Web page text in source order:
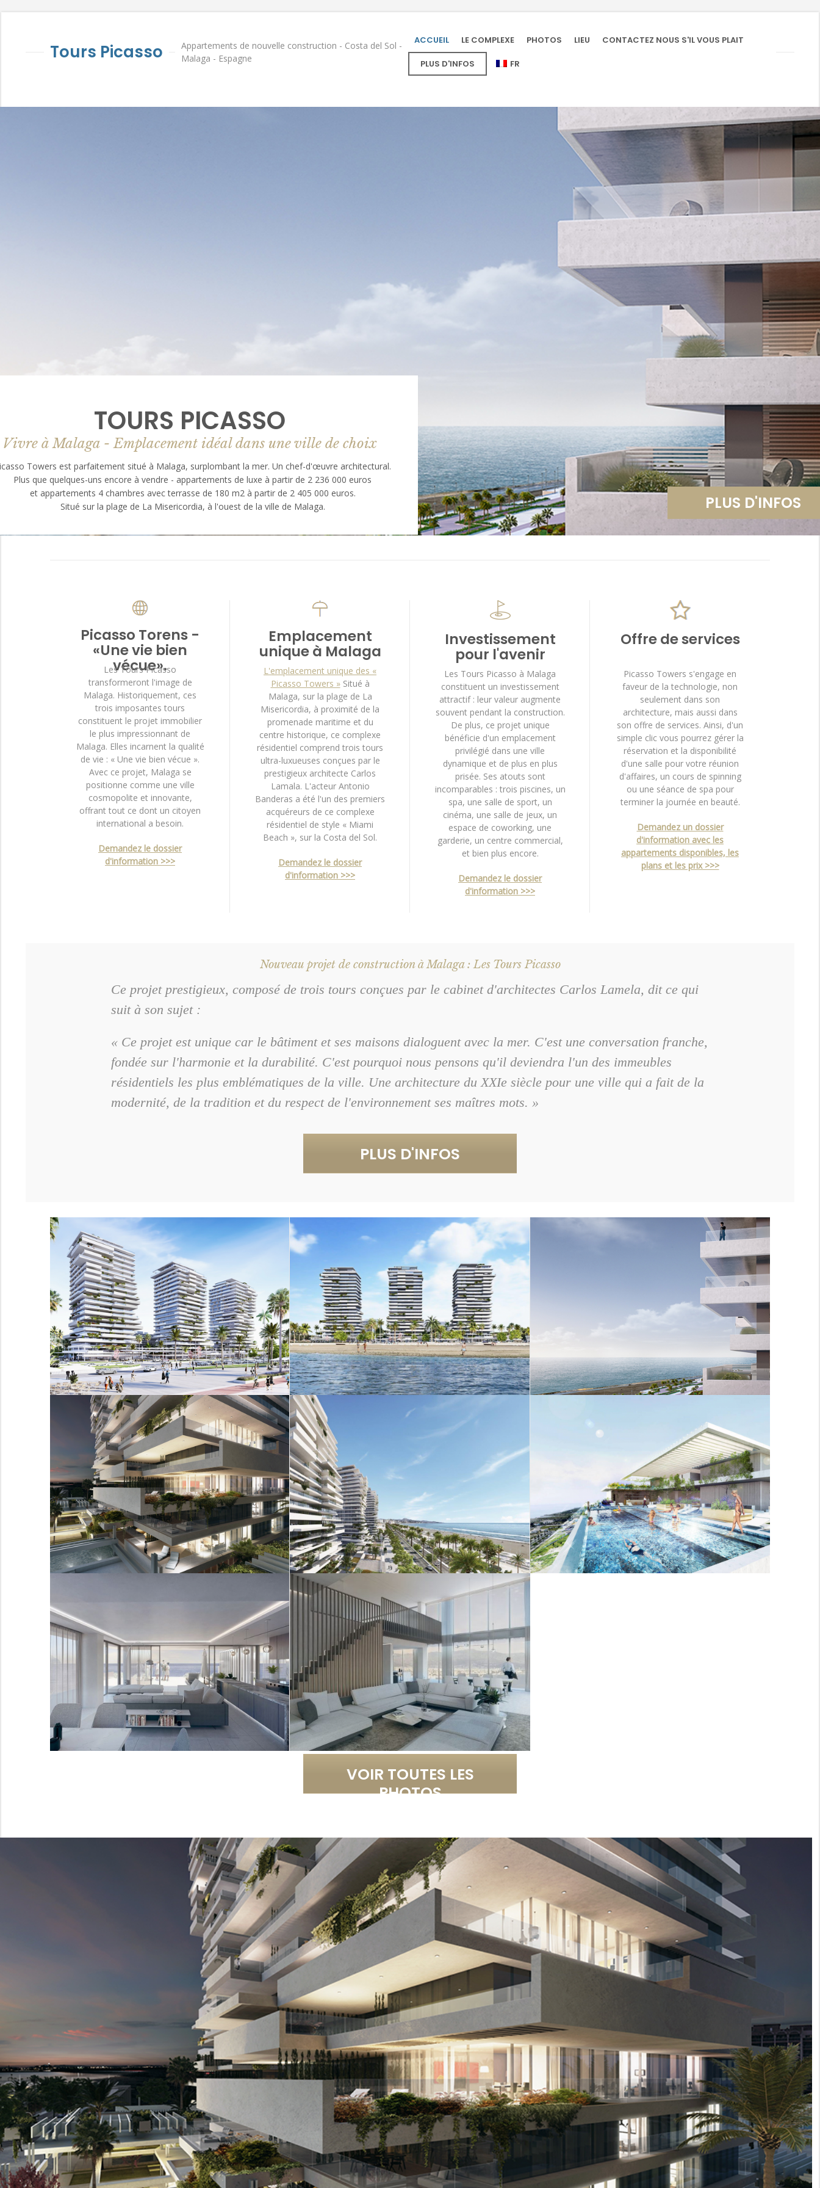
Tours Picasso
Appartements de nouvelle construction - Costa del Sol -
Malaga - Espagne
ACCUEIL LE COMPLEXE PHOTOS LIEU CONTACTEZ NOUS S'IL VOUS PLAIT
PLUS D'INFOS FR
TOURS PICASSO
Vivre à Malaga - Emplacement idéal dans une ville de choix
Towers est parfaitement situé à Malaga, surplombant la mer. Un chef-d'œuvre architectural.
Plus que quelques-uns encore à vendre - appartements de luxe à partir de 2 236 000 euros
et appartements 4 chambres avec terrasse de 180 m2 à partir de 2 405 000 euros.
Situé sur la plage de La Misericordia, à l'ouest de la ville de Malaga.
PLUS D'INFOS
Picasso Torens -
«Une vie bien
vécue».
Les Tours Picasso
transformeront l'image de
Malaga. Historiquement, ces
trois imposantes tours
constituent le projet immobilier
le plus impressionnant de
Malaga. Elles incarnent la qualité
de vie : « Une vie bien vécue ».
Avec ce projet, Malaga se
positionne comme une ville
cosmopolite et innovante,
offrant tout ce dont un citoyen
international a besoin.
Demandez le dossier
d'information >>>
Emplacement
unique à Malaga
L'emplacement unique des «
Picasso Towers »Situé à
Malaga, sur la plage de La
Misericordia, à proximité de la
promenade maritime et du
centre historique, ce complexe
résidentiel comprend trois tours
ultra-luxueuses conçues par le
prestigieux architecte Carlos
Lamala. L'acteur Antonio
Banderas a été l'un des premiers
acquéreurs de ce complexe
résidentiel de style « Miami
Beach », sur la Costa del Sol.
Demandez le dossier
d'information >>>
Investissement
pour l'avenir
Les Tours Picasso à Malaga
constituent un investissement
attractif : leur valeur augmente
souvent pendant la construction.
De plus, ce projet unique
bénéficie d'un emplacement
privilégié dans une ville
dynamique et de plus en plus
prisée. Ses atouts sont
incomparables : trois piscines, un
spa, une salle de sport, un
cinéma, une salle de jeux, un
espace de coworking, une
garderie, un centre commercial,
et bien plus encore.
Demandez le dossier
d'information >>>
Offre de services
Picasso Towers s'engage en
faveur de la technologie, non
seulement dans son
architecture, mais aussi dans
son offre de services. Ainsi, d'un
simple clic vous pourrez gérer la
réservation et la disponibilité
d'une salle pour votre réunion
d'affaires, un cours de spinning
ou une séance de spa pour
terminer la journée en beauté.
Demandez un dossier
d'information avec les
appartements disponibles, les
plans et les prix >>>
Nouveau projet de construction à Malaga : Les Tours Picasso
Ce projet prestigieux, composé de trois tours conçues par le cabinet d'architectes Carlos Lamela, dit ce qui
suit à son sujet :
« Ce projet est unique car le bâtiment et ses maisons dialoguent avec la mer. C'est une conversation franche,
fondée sur l'harmonie et la durabilité. C'est pourquoi nous pensons qu'il deviendra l'un des immeubles
résidentiels les plus emblématiques de la ville. Une architecture du XXIe siècle pour une ville qui a fait de la
modernité, de la tradition et du respect de l'environnement ses maîtres mots. »
PLUS D'INFOS
VOIR TOUTES LES
PHOTOS